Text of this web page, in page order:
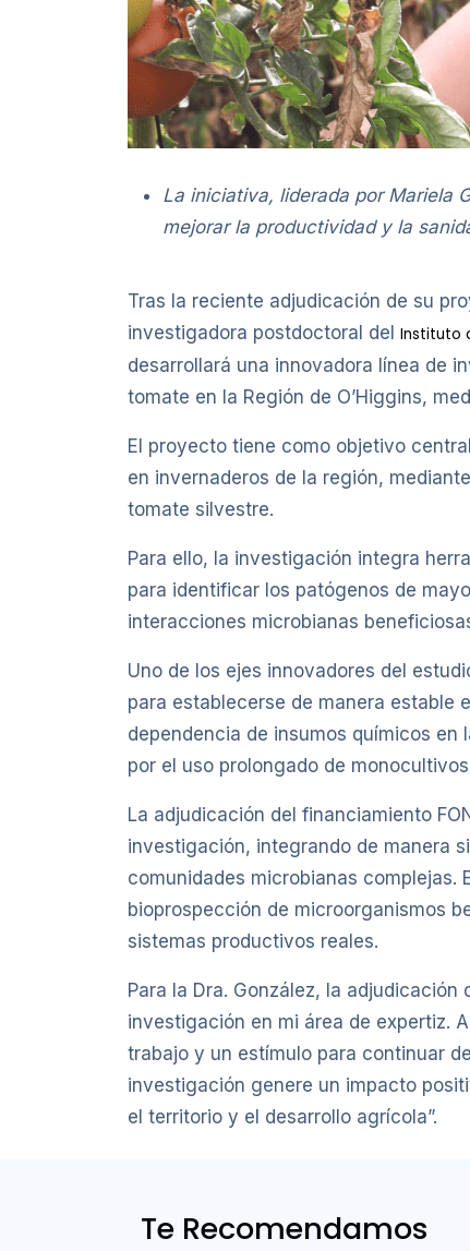
La iniciativa, liderada por Mariela
mejorar la productividad y la
Tras la reciente adjudicación de su
investigadora postdoctoral del Instituto
desarrollará una innovadora línea de
tomate en la Región de O’Higgins,
El proyecto tiene como objetivo
en invernaderos de la región,
tomate silvestre.
Para ello, la investigación integra
para identificar los patógenos de
interacciones microbianas
Uno de los ejes innovadores del
para establecerse de manera estable
dependencia de insumos químicos
por el uso prolongado de
La adjudicación del financiamiento
investigación, integrando de manera
comunidades microbianas
bioprospección de microorganismos
sistemas productivos reales.
Para la Dra. González, la
investigación en mi área de expertiz.
trabajo y un estímulo para continuar
investigación genere un impacto
el territorio y el desarrollo agrícola”.
Te Recomendamos